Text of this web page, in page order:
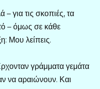
για τις σκοπιές, τα
– όμως σε κάθε
Μου λείπεις.
γράμματα γεμάτα
να αραιώνουν. Και